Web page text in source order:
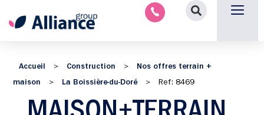
Accueil > Construction >
Nos offres terrain +
maison
> La Boissière-du-Doré > Ref: 8469